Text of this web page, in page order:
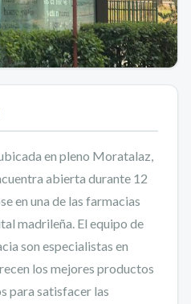
en pleno Moratalaz,
abierta durante 12
en una de las farmacias
madrileña. El equipo de
son especialistas en
los mejores productos
para satisfacer las